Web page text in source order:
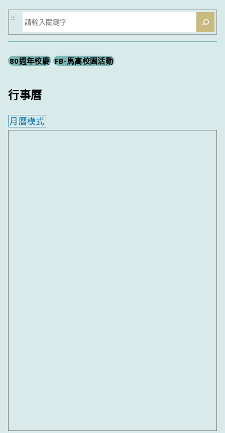
搜
尋
:::
80週年校慶 FB-馬高校園活動
行事曆
月曆模式